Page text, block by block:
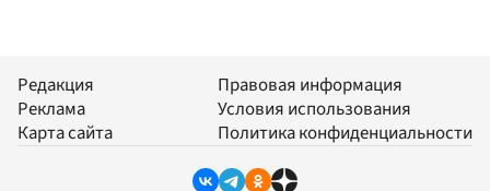
Редакция
Реклама
Карта сайта
Правовая информация
Условия использования
Политика конфиденциальности